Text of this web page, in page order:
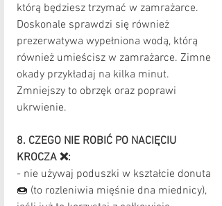
którą będziesz trzymać w zamrażarce.
Doskonale sprawdzi się również
prezerwatywa wypełniona wodą, którą
również umieścisz w zamrażarce. Zimne
okady przykładaj na kilka minut.
Zmniejszy to obrzęk oraz poprawi
ukrwienie.
8. CZEGO NIE ROBIĆ PO NACIĘCIU
KROCZA ❌:
- nie używaj poduszki w kształcie donuta
🍩 (to rozleniwia mięśnie dna miednicy),